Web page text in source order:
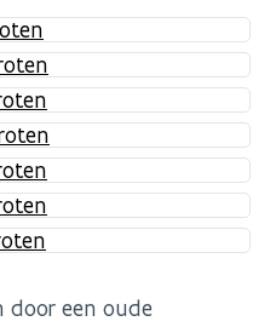
door een oude